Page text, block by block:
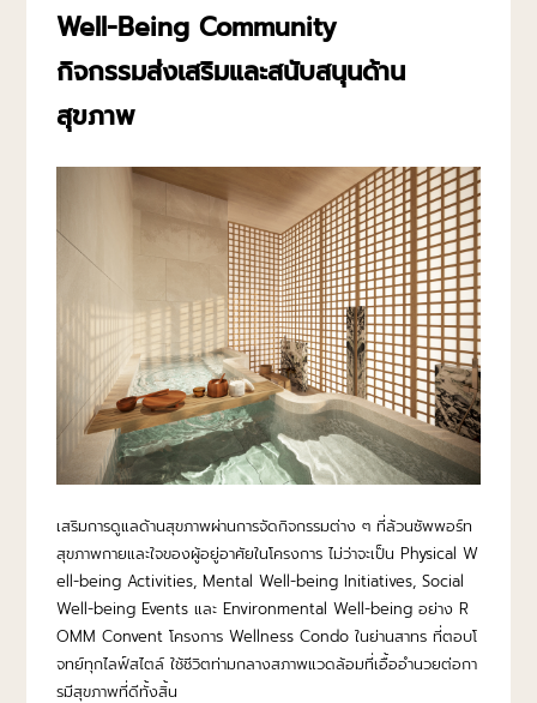
Well-Being Community
กิจกรรมส่งเสริมและสนับสนุนด้าน
สุขภาพ
เสริมการดูแลด้านสุขภาพผ่านการจัดกิจกรรมต่าง ๆ ที่ล้วนซัพพอร์ท
สุขภาพกายและใจของผู้อยู่อาศัยในโครงการ ไม่ว่าจะเป็น Physical W
ell-being Activities, Mental Well-being Initiatives, Social
Well-being Events และ Environmental Well-being อย่าง R
OMM Convent โครงการ Wellness Condo ในย่านสาทร ที่ตอบโ
จทย์ทุกไลฟ์สไตล์ ใช้ชีวิตท่ามกลางสภาพแวดล้อมที่เอื้ออำนวยต่อกา
รมีสุขภาพที่ดีทั้งสิ้น